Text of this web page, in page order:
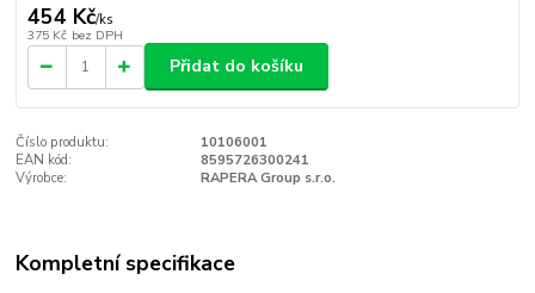
454 Kč/ks
375 Kč bez DPH
Přidat do košíku
Číslo produktu:
10106001
EAN kód:
8595726300241
Výrobce:
RAPERA Group s.r.o.
Kompletní specifikace